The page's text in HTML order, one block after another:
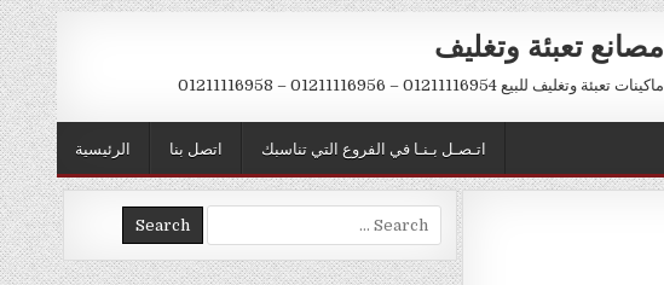
مصانع تعبئة وتغليف
ماكينات تعبئة وتغليف للبيع 01211116954 – 01211116956 – 01211116958
الرئيسية اتصل بنا اتـصـل بـنـا في الفروع التي تناسبك
Search
for: